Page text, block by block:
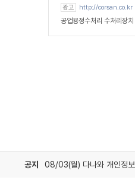
광고 http://corsan.co.kr
공업용정수처리 수처리장
공지